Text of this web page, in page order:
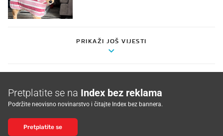
PRIKAŽI JOŠ VIJESTI
Pretplatite se na Index bez reklama
Podržite neovisno novinarstvo i čitajte Index bez bannera.
Pretplatite se